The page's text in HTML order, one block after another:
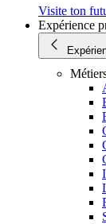
Visite ton
Expérience